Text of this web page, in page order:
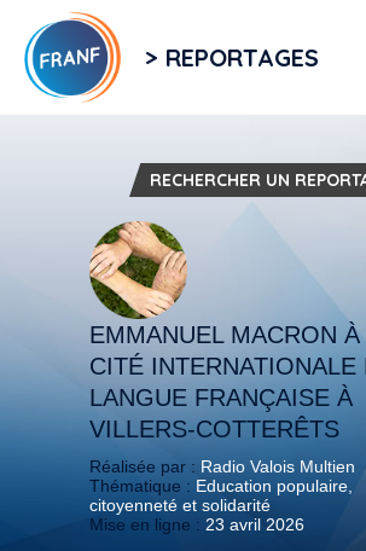
> REPORTAGES
RECHERCHER UN
EMMANUEL MACRON À
CITÉ INTERNATIONALE
LANGUE FRANÇAISE À
VILLERS-COTTERÊTS
Réalisée par : Radio Valois Multien
Thématique : Education populaire,
citoyenneté et solidarité
Mise en ligne : 23 avril 2026